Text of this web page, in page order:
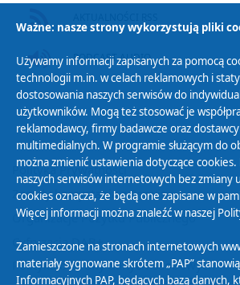
PODCAST AUDIO
Polityka Prywatności
Zasady korzystania z Serwisu
Organizacje Pożytku Publicznego
Cyfryzacja DAB+
Polityka ochrony danych osobowych
Ważne: nasze strony wykorzystują pliki
Używamy informacji zapisanych za pomocą
technologii m.in. w celach reklamowych i
dostosowania naszych serwisów do
użytkowników. Mogą też stosować je
reklamodawcy, firmy badawcze oraz
multimedialnych. W programie służącym do
można zmienić ustawienia dotyczące cookies.
naszych serwisów internetowych bez zmiany
cookies oznacza, że będą one zapisane w
Więcej informacji można znaleźć w naszej
Zamieszczone na stronach internetowych
materiały sygnowane skrótem „PAP”
Informacyjnych PAP, będących bazą danych,